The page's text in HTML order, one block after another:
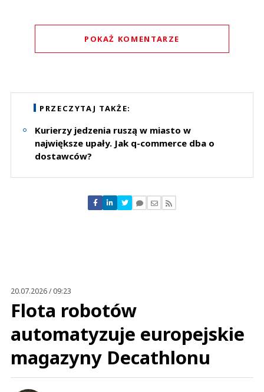
PRZECZYTAJ TAKŻE:
Kurierzy jedzenia ruszą w miasto w
największe upały. Jak q-commerce dba o
dostawców?
POKAŻ KOMENTARZE
Nie znaleziono komentarzy
Zostaw swoje komentarze
Imię (Wymagane)
Prześlij komentarz
20.07.2026 / 09:23
Flota robotów
automatyzuje europejskie
magazyny Decathlonu